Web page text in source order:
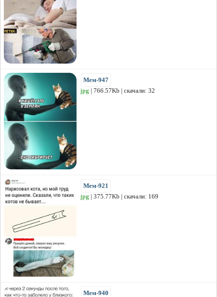
Мем-947
jpg | 766.57Kb | скачали: 32
Мем-921
jpg | 375.77Kb | скачали: 169
Мем-940